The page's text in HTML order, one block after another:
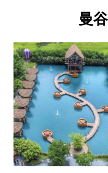
曼